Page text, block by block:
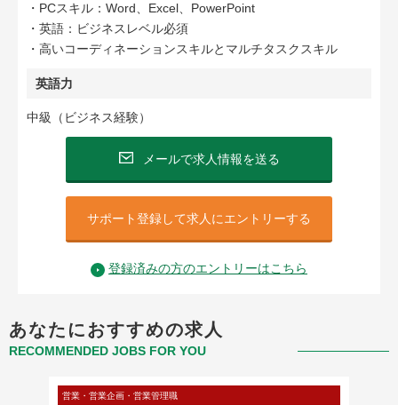
・PCスキル：Word、Excel、PowerPoint
・英語：ビジネスレベル必須
・高いコーディネーションスキルとマルチタスクスキル
英語力
中級（ビジネス経験）
メールで求人情報を送る
サポート登録して求人にエントリーする
登録済みの方のエントリーはこちら
あなたにおすすめの求人
RECOMMENDED JOBS FOR YOU
営業・営業企画・営業管理職